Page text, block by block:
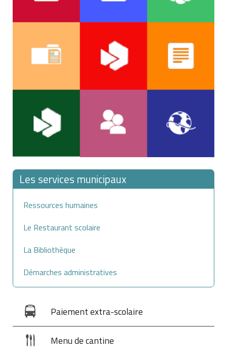
Les services municipaux
Ressources humaines
Le Restaurant scolaire
La Bibliothèque
Démarches administratives
Paiement extra-scolaire
Menu de cantine